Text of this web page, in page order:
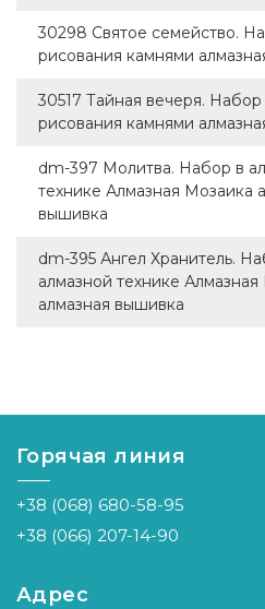
30298 Святое семейство.
рисования камнями
30517 Тайная вечеря. Набор
рисования камнями
dm-397 Молитва. Набор в
технике Алмазная Мозаика
вышивка
dm-395 Ангел Хранитель.
алмазной технике
алмазная вышивка
Горячая линия
+38 (068) 680-58-95
+38 (066) 207-14-90
Адрес